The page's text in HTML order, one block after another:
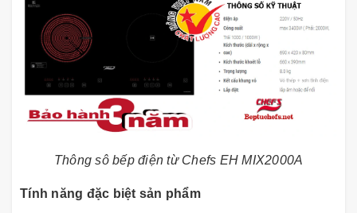
Thông sô bếp điện từ Chefs EH MIX2000A
Tính năng đặc biệt sản phẩm